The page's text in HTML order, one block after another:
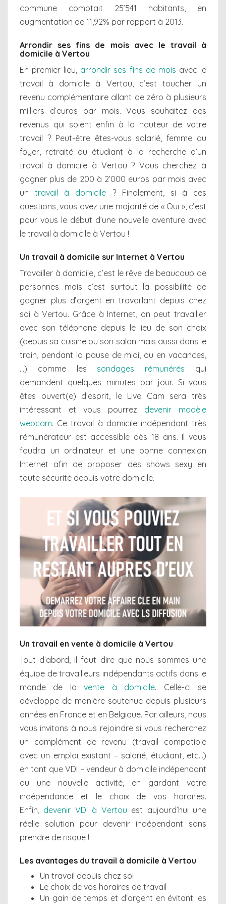
commune comptait 25’541 habitants, en
augmentation de 11,92% par rapport à 2013.
Arrondir ses fins de mois avec le travail à
domicile à Vertou
En premier lieu, arrondir ses fins de mois avec le
travail à domicile à Vertou, c’est toucher un
revenu complémentaire allant de zéro à plusieurs
milliers d’euros par mois. Vous souhaitez des
revenus qui soient enfin à la hauteur de votre
travail ? Peut-être êtes-vous salarié, femme au
foyer, retraité ou étudiant à la recherche d’un
travail à domicile à Vertou ? Vous cherchez à
gagner plus de 200 à 2’000 euros par mois avec
untravail à domicile ? Finalement, si à ces
questions, vous avez une majorité de « Oui », c’est
pour vous le début d’une nouvelle aventure avec
le travail à domicile à Vertou !
Un travail à domicile sur Internet à Vertou
Travailler à domicile, c’est le rêve de beaucoup de
personnes mais c’est surtout la possibilité de
gagner plus d’argent en travaillant depuis chez
soi à Vertou. Grâce à Internet, on peut travailler
avec son téléphone depuis le lieu de son choix
(depuis sa cuisine ou son salon mais aussi dans le
train, pendant la pause de midi, ou en vacances,
…) comme les sondages rémunérés qui
demandent quelques minutes par jour. Si vous
êtes ouvert(e) d’esprit, le Live Cam sera très
intéressant et vous pourrez devenir modèle
webcam. Ce travail à domicile indépendant très
rémunérateur est accessible dès 18 ans. Il vous
faudra un ordinateur et une bonne connexion
Internet afin de proposer des shows sexy en
toute sécurité depuis votre domicile.
Un travail en vente à domicile à Vertou
Tout d’abord, il faut dire que nous sommes une
équipe de travailleurs indépendants actifs dans le
monde de lavente à domicile. Celle-ci se
développe de manière soutenue depuis plusieurs
années en France et en Belgique. Par ailleurs, nous
vous invitons à nous rejoindre si vous recherchez
un complément de revenu (travail compatible
avec un emploi existant – salarié, étudiant, etc…)
en tant que VDI – vendeur à domicile indépendant
ou une nouvelle activité, en gardant votre
indépendance et le choix de vos horaires.
Enfin, devenir VDI à Vertou est aujourd’hui une
réelle solution pour devenir indépendant sans
prendre de risque !
Les avantages du travail à domicile à Vertou
Un travail depuis chez soi
Le choix de vos horaires de travail
Un gain de temps et d’argent en évitant les